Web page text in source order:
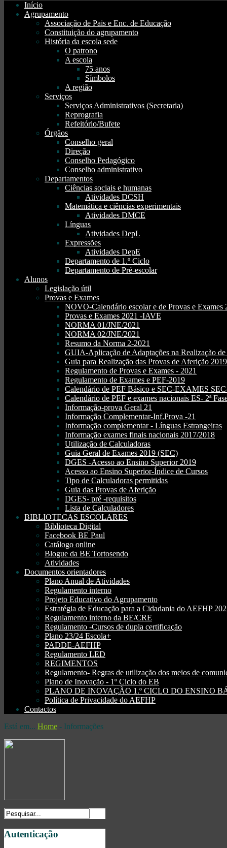
Início
Agrupamento
Associação de Pais e Enc. de Educação
Constituição do agrupamento
História da escola sede
O patrono
A escola
75 anos
Símbolos
A região
Serviços
Serviços Administrativos (Secretaria)
Reprografia
Refeitório/Bufete
Órgãos
Conselho geral
Direção
Conselho Pedagógico
Conselho administrativo
Departamentos
Ciências sociais e humanas
Atividades DCSH
Matemática e ciências experimentais
Atividades DMCE
Línguas
Atividades DepL
Expressões
Atividades DepE
Departamento de 1.º Ciclo
Departamento de Pré-escolar
Alunos
Legislação útil
Provas e Exames
NOVO-Calendário escolar e de Provas e Exames
Provas e Exames 2021 -IAVE
NORMA 01/JNE/2021
NORMA 02/JNE/2021
Resumo da Norma 2-2021
GUIA-Aplicação de Adaptações na Realização
Guia para Realização das Provas de Aferição 2019
Regulamento de Provas e Exames - 2021
Regulamento de Exames e PEF-2019
Calendário de PEF Básico e SEC-EXAMES
Calendário de PEF e exames nacionais ES- 2ª
Informação-prova Geral 21
Informação Complementar-Inf.Prova -21
Informação complementar - Línguas Estrangeiras
Informação exames finais nacionais 2017/2018
Utilização de Calculadoras
Guia Geral de Exames 2019 (SEC)
DGES -Acesso ao Ensino Superior 2019
Acesso ao Ensino Superior-Índice de Cursos
Tipo de Calculadoras permitidas
Guia das Provas de Aferição
DGES- pré -requisitos
Lista de Calculadores
BIBLIOTECAS ESCOLARES
Biblioteca Digital
Facebook BE Paul
Catálogo online
Blogue da BE Tortosendo
Atividades
Documentos orientadores
Plano Anual de Atividades
Regulamento interno
Projeto Educativo do Agrupamento
Estratégia de Educação para a Cidadania do AEFHP
Regulamento interno da BE/CRE
Regulamento -Cursos de dupla certificação
Plano 23/24 Escola+
PADDE-AEFHP
Regulamento LED
REGIMENTOS
Regulamento- Regras de utilização dos meios de
Plano de Inovação - 1º Ciclo do EB
PLANO DE INOVAÇÃO 1.º CICLO DO ENSINO
Política de Privacidade do AEFHP
Contactos
Está em... Home - Informações
Autenticação